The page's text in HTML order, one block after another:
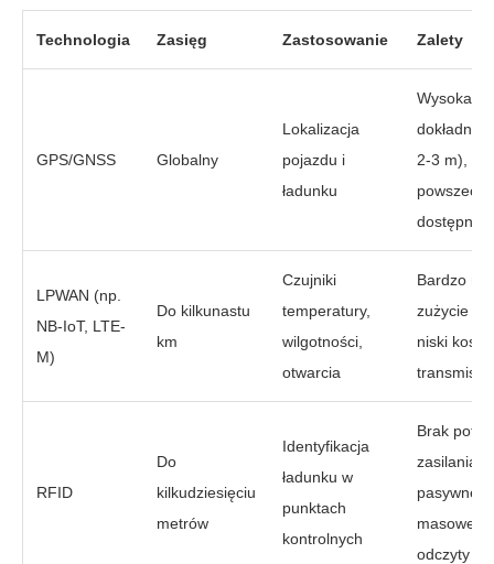
Technologia Zasięg Zastosowanie Zalety
GPS/GNSS Globalny
Lokalizacja
pojazdu i
ładunku
Wysoka
2-3 m),
LPWAN (np.
NB-IoT, LTE-
M)
Do kilkunastu
km
Czujniki
temperatury,
wilgotności,
otwarcia
Bardzo
zużycie
niski koszt
transmisji
RFID
Do
kilkudziesięciu
metrów
Identyfikacja
ładunku w
punktach
kontrolnych
Brak
zasilania
pasywne),
masowe
odczyty